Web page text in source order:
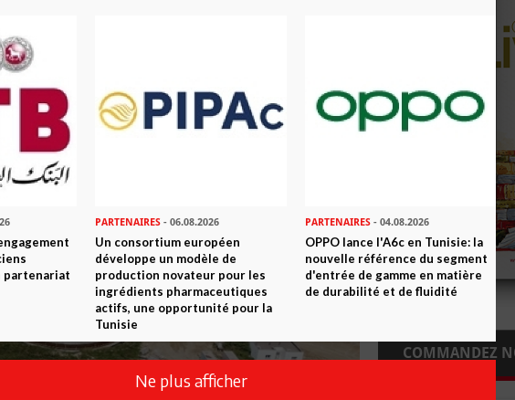
tunisiennes
COMMANDEZ
partenariat
PARTENAIRES - 06.08.2026
Un consortium européen
développe un modèle de
production novateur pour les
ingrédients pharmaceutiques
actifs, une opportunité pour la
Tunisie
PARTENAIRES- 04.08.2026
OPPO lance l'A6c en Tunisie: la
nouvelle référence du segment
d'entrée de gamme en matière
de durabilité et de fluidité
Ne plus afficher